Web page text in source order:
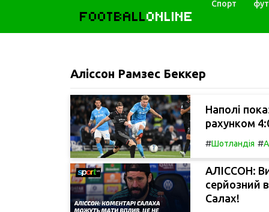
FOOTBALLONLINE
Спорт
Аліссон Рамзес Беккер
Наполі
рахунком
#Шотландія #
АЛІССОН:
серйозний
Салах!